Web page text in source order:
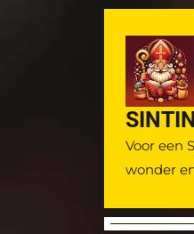
Voor een
wonder